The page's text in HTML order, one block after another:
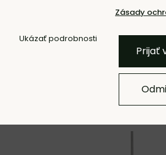
Úvod Svietidlá Závesné
Závesná lampa
hnedá/mramor
Zásady
Ukázať podrobnosti
Prijať